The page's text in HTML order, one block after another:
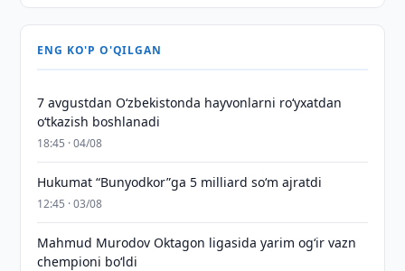
ENG KO'P O'QILGAN
7 avgustdan O‘zbekistonda hayvonlarni ro‘yxatdan
o‘tkazish boshlanadi
18:45 · 04/08
Hukumat “Bunyodkor”ga 5 milliard so‘m ajratdi
12:45 · 03/08
Mahmud Murodov Oktagon ligasida yarim og‘ir vazn
chempioni bo‘ldi